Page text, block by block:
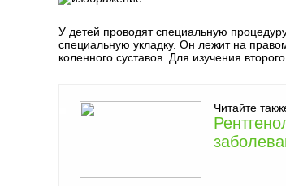
У детей проводят специальную
специальную укладку. Он лежит на
коленного суставов. Для изучения
Читайте